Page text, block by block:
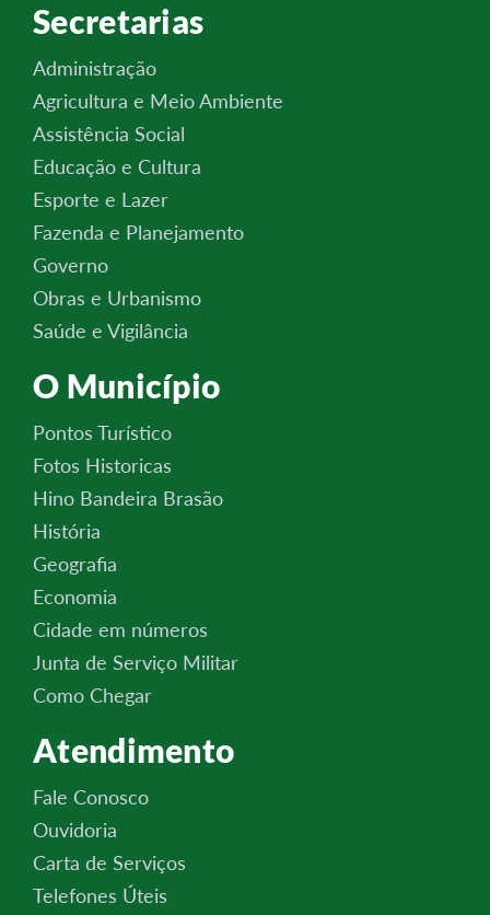
Secretarias
Administração
Agricultura e Meio Ambiente
Assistência Social
Educação e Cultura
Esporte e Lazer
Fazenda e Planejamento
Governo
Obras e Urbanismo
Saúde e Vigilância
O Município
Pontos Turístico
Fotos Historicas
Hino Bandeira Brasão
História
Geografia
Economia
Cidade em números
Junta de Serviço Militar
Como Chegar
Atendimento
Fale Conosco
Ouvidoria
Carta de Serviços
Telefones Úteis